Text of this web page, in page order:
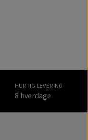
HURTIG LEVERING
8 hverdage